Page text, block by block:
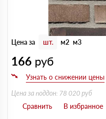
Цена за шт. м2 м3
166 руб
Цена за поддон: 78 020 руб